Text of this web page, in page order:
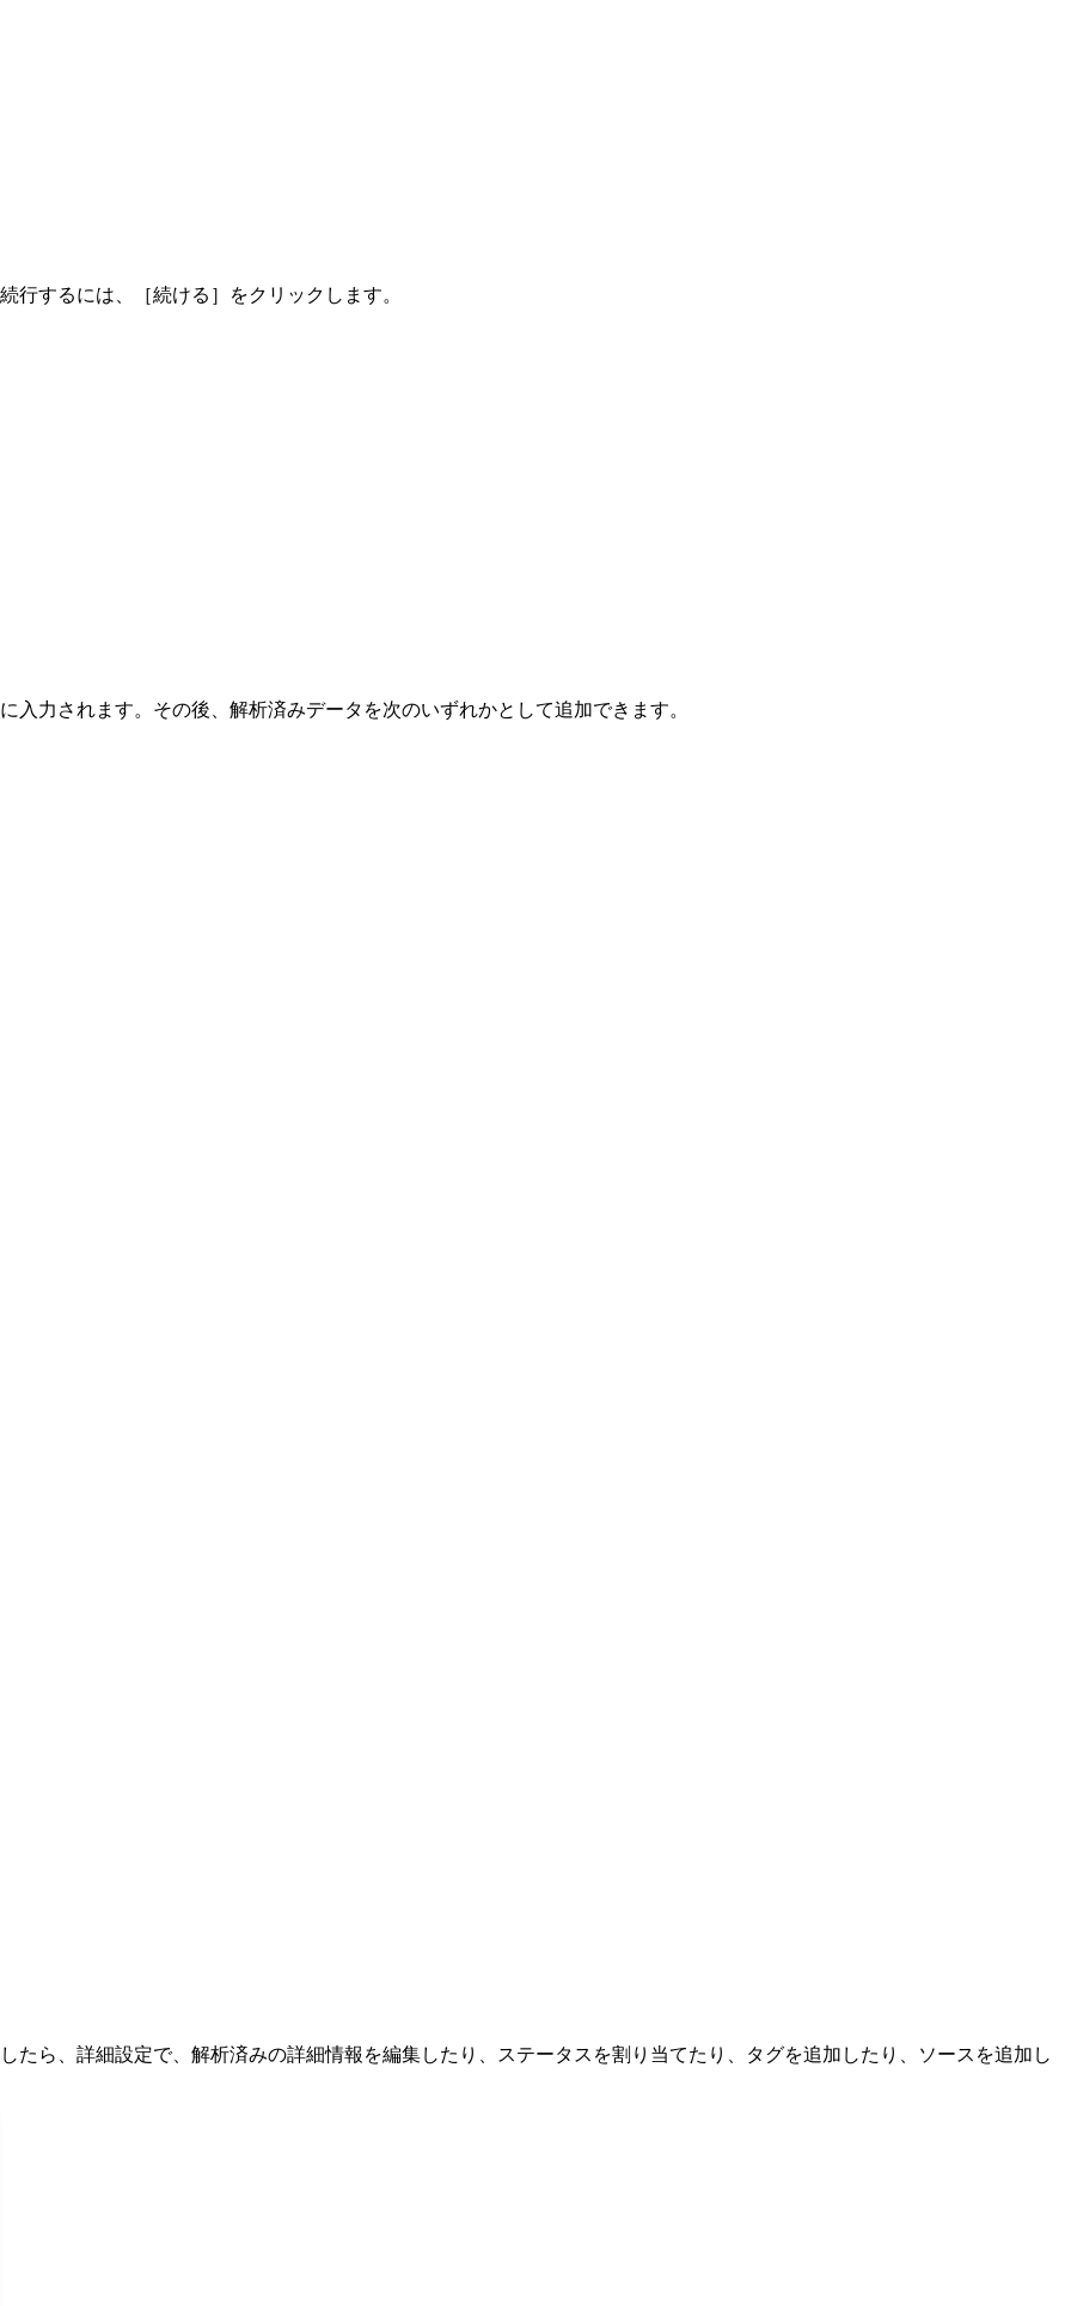
行するには、［続ける］をクリックします。
力されます。その後、解析済みデータを次のいずれかとして追加できます。
たら、詳細設定で、解析済みの詳細情報を編集したり、ステータスを割り当てたり、タグを追加したり、ソースを追加し